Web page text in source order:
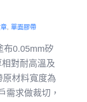
, 單面膠帶
布0.05mm矽
對耐高溫及
材料寬度為
需求做裁切，